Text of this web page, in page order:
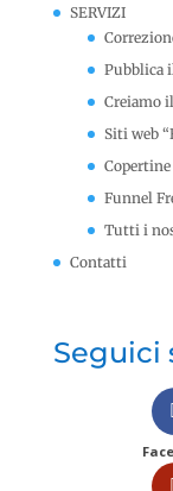
SERVIZI
Pubblica
Creiamo
Siti web
Funnel
Tutti i
Contatti
Seguici